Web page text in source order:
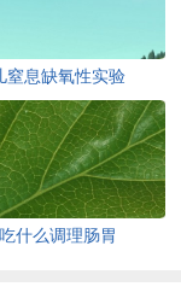
窒息缺氧性实验
什么调理肠胃